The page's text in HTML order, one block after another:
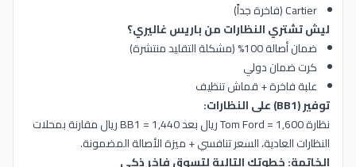
Cartier (فاخرة جداً)
ليش تشتري النظارات من باريس غاليري؟
ضمان أصالة 100% (مشكلة التقليد منتشرة)
كرت ضمان دولي
علبة فاخرة + قماش تنظيف
توفير (BB1) على النظارات:
نظارة Tom Ford = 1,600 ريال بعد BB1 = 1,440 ريال مقارنة بمحلات
النظارات العادية، السعر تنافسي + ميزة الأصالة المضمونة.
الخاتمة: خطوتك التالية لتسوق فاخر ذكي